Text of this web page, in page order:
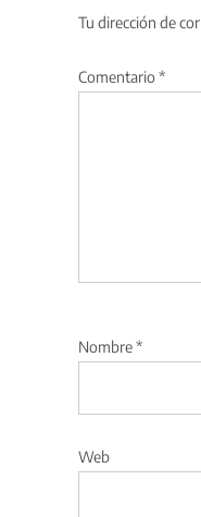
Tu dirección de
Comentario *
Nombre*
Web